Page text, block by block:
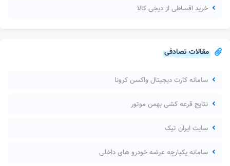
خرید اقساطی از دیجی کالا
مقالات تصادفی
سامانه کارت دیجیتال واکسن کرونا
نتایج قرعه کشی بهمن موتور
سایت ایران تیک
سامانه یکپارچه عرضه خودرو های داخلی